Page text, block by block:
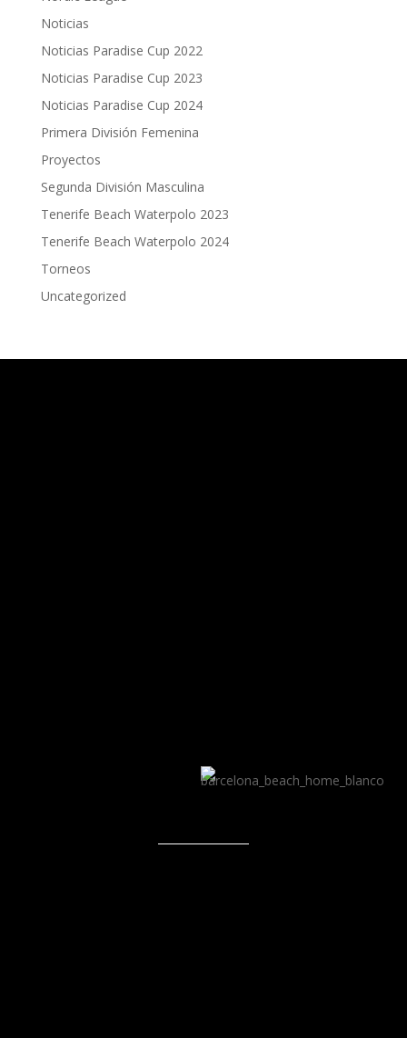
Noticias
Noticias Paradise Cup 2022
Noticias Paradise Cup 2023
Noticias Paradise Cup 2024
Primera División Femenina
Proyectos
Segunda División Masculina
Tenerife Beach Waterpolo 2023
Tenerife Beach Waterpolo 2024
Torneos
Uncategorized